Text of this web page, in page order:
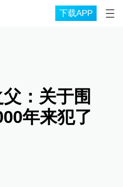
下载APP
：关于围
年来犯了